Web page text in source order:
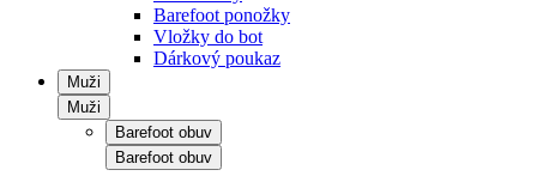
Barefoot ponožky
Vložky do bot
Dárkový poukaz
Muži
Muži
Barefoot obuv
Barefoot obuv